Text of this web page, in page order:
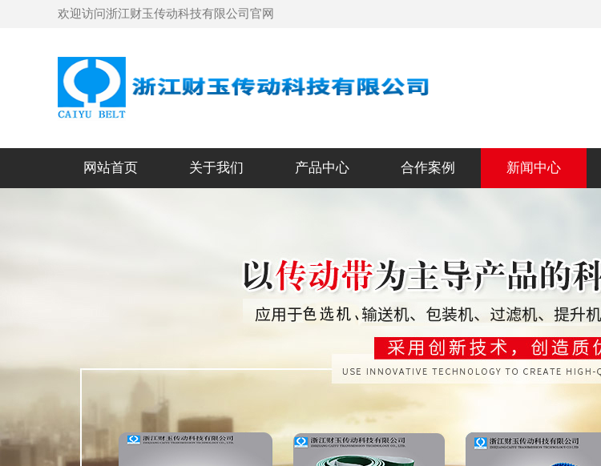
欢迎访问浙江财玉传动科技有限公司官网
网站首页 关于我们 产品中心 合作案例 新闻中心